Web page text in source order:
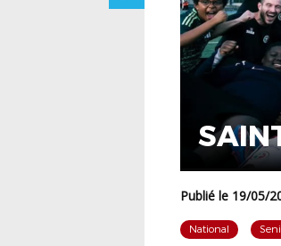
Publié le 19/05/
National